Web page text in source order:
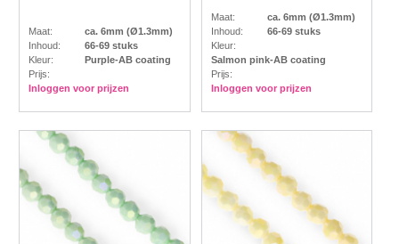
Maat:
ca. 6mm (Ø1.3mm)
Inhoud:
66-69 stuks
Kleur:
Purple-AB coating
Prijs:
Inloggen voor prijzen
Maat:
ca. 6mm (Ø1.3mm)
Inhoud:
66-69 stuks
Kleur:
Salmon pink-AB coating
Prijs:
Inloggen voor prijzen